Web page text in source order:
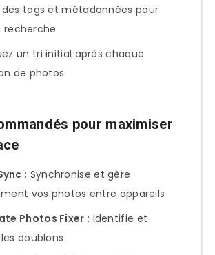
des tags et métadonnées pour
recherche
un tri initial après chaque
de photos
pour maximiser
: Synchronise et gère
vos photos entre appareils
Photos Fixer : Identifie et
doublons